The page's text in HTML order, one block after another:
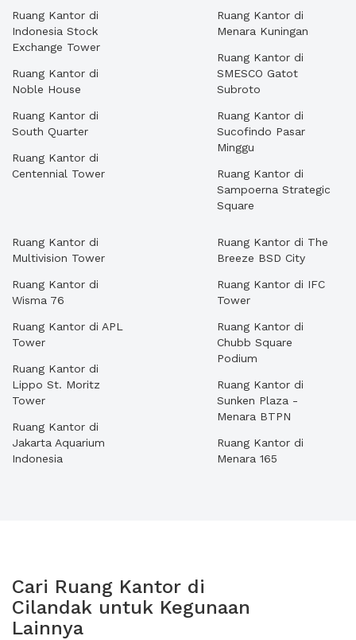
Ruang Kantor di
Indonesia Stock
Exchange Tower
Ruang Kantor di
Noble House
Ruang Kantor di
South Quarter
Ruang Kantor di
Centennial Tower
Ruang Kantor di
Menara Kuningan
Ruang Kantor di
SMESCO Gatot
Subroto
Ruang Kantor di
Sucofindo Pasar
Minggu
Ruang Kantor di
Sampoerna Strategic
Square
Ruang Kantor di
Multivision Tower
Ruang Kantor di
Wisma 76
Ruang Kantor di APL
Tower
Ruang Kantor di
Lippo St. Moritz
Tower
Ruang Kantor di
Jakarta Aquarium
Indonesia
Ruang Kantor di The
Breeze BSD City
Ruang Kantor di IFC
Tower
Ruang Kantor di
Chubb Square
Podium
Ruang Kantor di
Sunken Plaza -
Menara BTPN
Ruang Kantor di
Menara 165
Cari Ruang Kantor di
Cilandak untuk Kegunaan
Lainnya